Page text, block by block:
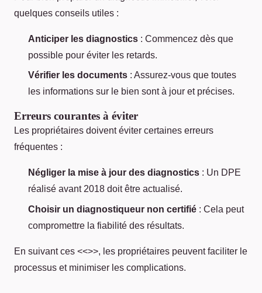
quelques conseils utiles :
Anticiper les diagnostics : Commencez dès que
possible pour éviter les retards.
Vérifier les documents : Assurez-vous que toutes
les informations sur le bien sont à jour et précises.
Erreurs courantes à éviter
Les propriétaires doivent éviter certaines erreurs
fréquentes :
Négliger la mise à jour des diagnostics : Un DPE
réalisé avant 2018 doit être actualisé.
Choisir un diagnostiqueur non certifié : Cela peut
compromettre la fiabilité des résultats.
En suivant ces <<>>, les propriétaires peuvent faciliter le
processus et minimiser les complications.